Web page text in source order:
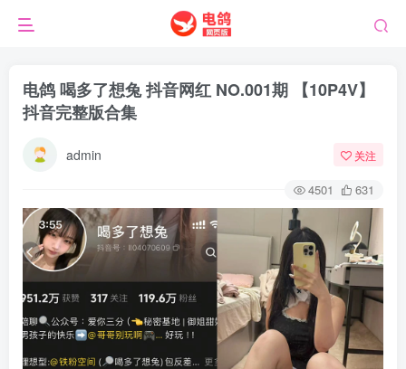
电鸽 喝多了想兔 抖音网红 NO.001期 【10P4V】
抖音完整版合集
admin 关注
4501 631